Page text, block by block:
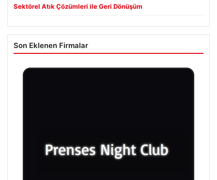
Sektörel Atık Çözümleri ile Geri Dönüşüm
Son Eklenen Firmalar